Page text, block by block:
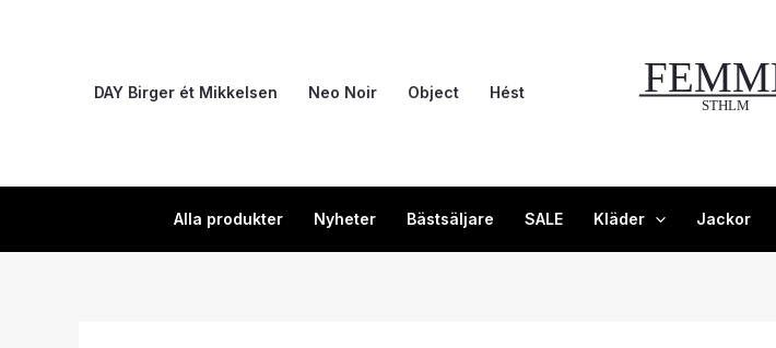
DAY Birger ét Mikkelsen Neo Noir Object Hést
Alla produkter Nyheter Bästsäljare SALE Kläder Jackor